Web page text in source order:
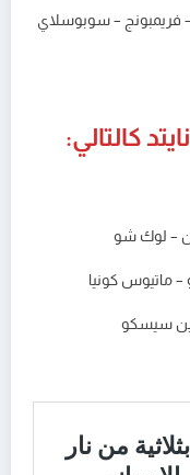
فريمبونج – سوبوسلاي
كالتالي:
– لوك شو
ماتيوس كونيا
سيسكو